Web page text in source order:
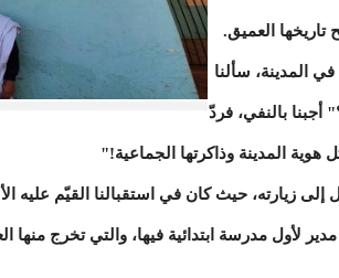
تاريخها العميق.
المدينة، سألنا
بالنفي، فردّ
المدينة وذاكرتها الجماعية!"
زيارته، حيث كان في استقبالنا القيّم عليه
مدير لأول مدرسة ابتدائية فيها، والتي تخرج منها